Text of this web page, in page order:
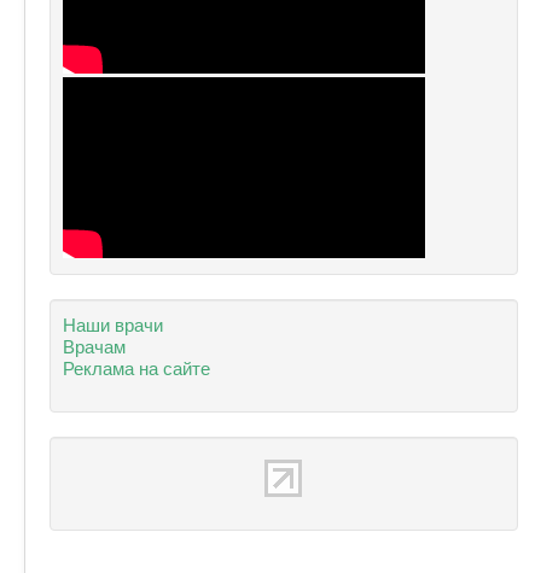
Наши врачи
Врачам
Реклама на сайте